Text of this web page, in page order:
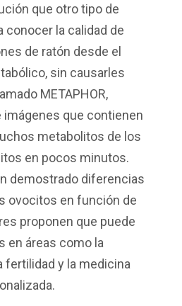
que otro tipo de
conocer la calidad de
de ratón desde el
sin causarles
METAPHOR,
imágenes que contienen
metabolitos de los
en pocos minutos.
demostrado diferencias
ovocitos en función de
proponen que puede
en áreas como la
fertilidad y la medicina